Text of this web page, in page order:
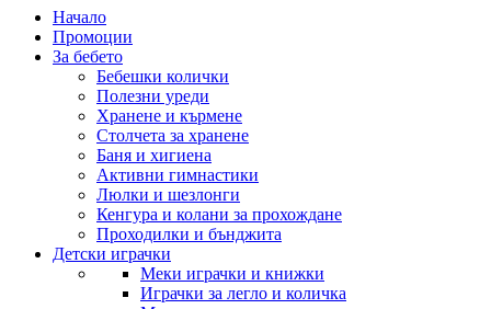
Начало
Промоции
За бебето
Бебешки колички
Полезни уреди
Хранене и кърмене
Столчета за хранене
Баня и хигиена
Активни гимнастики
Люлки и шезлонги
Кенгура и колани за прохождане
Проходилки и бънджита
Детски играчки
Меки играчки и книжки
Играчки за легло и количка